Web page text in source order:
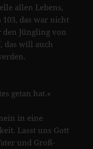
allen Lebens,
103, das war nicht
den Jüngling von
das will auch
getan hat.«
in eine
Lasst uns Gott
und Groß-